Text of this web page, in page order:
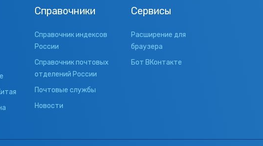
Справочники
Справочник индексов
России
Справочник почтовых
отделений России
Почтовые службы
Новости
Сервисы
Расширение для
браузера
Бот ВКонтакте